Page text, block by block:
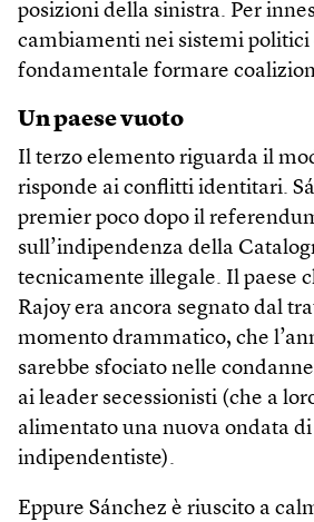
posizioni della sinistra. Per
cambiamenti nei sistemi politici
fondamentale formare
Un paese vuoto
Il terzo elemento riguarda il
risponde ai conflitti identitari.
premier poco dopo il
sull’indipendenza della
tecnicamente illegale. Il paese
Rajoy era ancora segnato dal
momento drammatico, che
sarebbe sfociato nelle
ai leader secessionisti (che a
alimentato una nuova ondata
indipendentiste).
Eppure Sánchez è riuscito a